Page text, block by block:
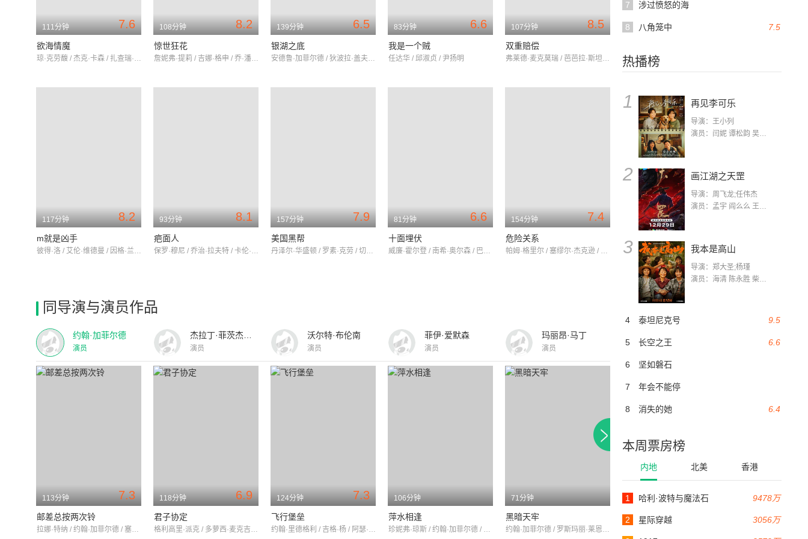
7 涉过愤怒的海
7.5
8 八角笼中
热播榜
1 再见李可乐
导演：王小列
演员：闫妮 谭松韵 吴京 蒋龙 赵小棠 冯雷 李虎城 平安 小七 小可乐
2 画江湖之天罡
导演：周飞龙;任伟杰
演员：孟宇 阎么么 王凯 郭政建 阎萌萌 杨默 高枫 齐斯伽 刘芊含 马程
3 我本是高山
导演：郑大圣;杨瑾
演员：海清 陈永胜 柴烨 王玥婷 万国鹏 美朵达瓦 赵瑞婷 罗解艳 郭莉娜 潘家艳
9.5
4 泰坦尼克号
6.6
5 长空之王
6 坚如磐石
7 年会不能停
6.4
8 消失的她
本周票房榜
内地 北美 香港
9478万
1 哈利·波特与魔法石
3056万
2 星际穿越
7.6
111分钟
欲海情魔
琼·克劳馥 / 杰克·卡森 / 扎查瑞·斯考特
8.2
108分钟
惊世狂花
詹妮弗·提莉 / 吉娜·格申 / 乔·潘托里亚诺
6.5
139分钟
银湖之底
安德鲁·加菲尔德 / 狄波拉·盖夫娜 / 丽莉·吉欧
6.6
83分钟
我是一个贼
任达华 / 邱淑贞 / 尹扬明
8.5
107分钟
双重赔偿
弗莱德·麦克莫瑞 / 芭芭拉·斯坦威克 / 爱德华·罗宾逊
8.2
117分钟
m就是凶手
彼得·洛 / 艾伦·维德曼 / 因格·兰德特
8.1
93分钟
疤面人
保罗·穆尼 / 乔治·拉夫特 / 卡伦·莫利
7.9
157分钟
美国黑帮
丹泽尔·华盛顿 / 罗素·克劳 / 切瓦特·埃加福
6.6
81分钟
十面埋伏
威廉·霍尔登 / 南希·奥尔森 / 巴里·菲茨杰拉德
7.4
154分钟
危险关系
帕姆·格里尔 / 塞缪尔·杰克逊 / 罗伯特·福斯特
同导演与演员作品
约翰·加菲尔德
演员 演员
沃尔特·布伦南
演员
菲伊·爱默森
演员
玛丽昂·马丁
演员
7.3
113分钟
邮差总按两次铃
拉娜·特纳 / 约翰·加菲尔德 / 塞西尔·凯拉威
6.9
118分钟
君子协定
格利高里·派克 / 多萝西·麦克吉尔 / 约翰·加菲尔德
7.3
124分钟
飞行堡垒
约翰·里德格利 / 吉格·杨 / 阿瑟·肯尼迪
106分钟
萍水相逢
珍妮弗·琼斯 / 约翰·加菲尔德 / 比德洛·阿门德里兹
71分钟
黑暗天牢
约翰·加菲尔德 / 罗斯玛丽·莱恩 / 迪克·波赛尔
77分钟
危险驻地
92分钟
逼上梁山